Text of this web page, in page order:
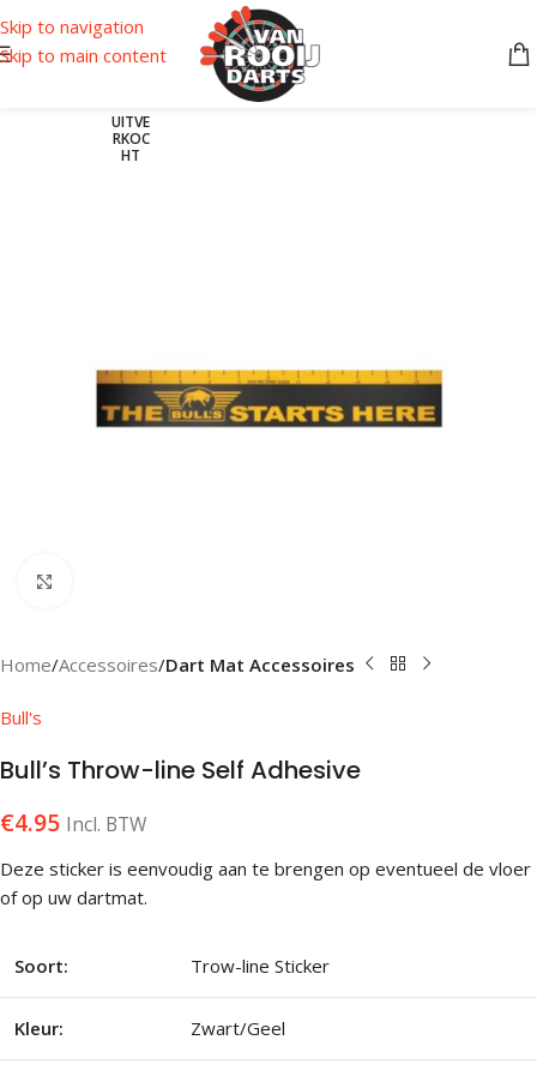
Skip to navigation
Skip to main content
UITVE
RKOC
HT
Home Accessoires Dart Mat Accessoires
Bull's
Bull’s Throw-line Self Adhesive
€4.95 Incl. BTW
Deze sticker is eenvoudig aan te brengen op eventueel de vloer
of op uw dartmat.
Soort: Trow-line Sticker
Kleur: Zwart/Geel